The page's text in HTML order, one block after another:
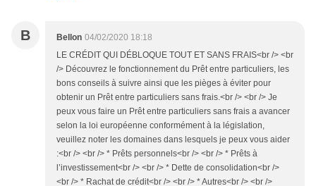
B Bellon 04/02/2020 18:18
LE CRÉDIT QUI DÉBLOQUE TOUT ET SANS FRAIS<br /> <br
/> Découvrez le fonctionnement du Prêt entre particuliers, les
bons conseils à suivre ainsi que les pièges à éviter pour
obtenir un Prêt entre particuliers sans frais.<br /> <br /> Je
peux vous faire un Prêt entre particuliers sans frais a avancer
selon la loi européenne conformément à la législation,
veuillez noter les domaines dans lesquels je peux vous aider
:<br /> <br /> * Prêts personnels<br /> <br /> * Prêts à
l’investissement<br /> <br /> * Dette de consolidation<br />
<br /> * Rachat de crédit<br /> <br /> * Autres<br /> <br />